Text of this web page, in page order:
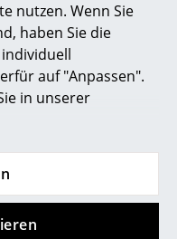
nutzen. Wenn Sie
haben Sie die
auf "Anpassen".
in unserer